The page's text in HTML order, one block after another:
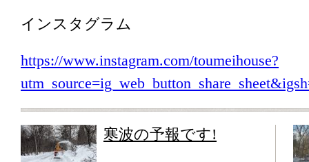
インスタグラム
https://www.instagram.com/toumeihouse?
寒波の予報です!